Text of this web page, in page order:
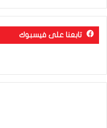
تابعنا على فيسبوك